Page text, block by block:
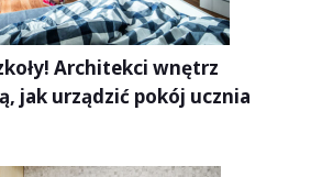
Architekci wnętrz
jak urządzić pokój ucznia